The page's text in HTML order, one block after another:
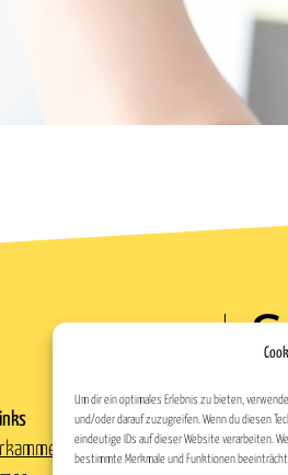
Um dir ein optimales Erlebnis zu bieten,
und/oder darauf zuzugreifen. Wenn du diesen
eindeutige IDs auf dieser Website verarbeiten.
bestimmte Merkmale und Funktionen
Wien